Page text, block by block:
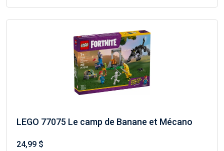
LEGO 77075 Le camp de Banane et Mécano
24,99 $